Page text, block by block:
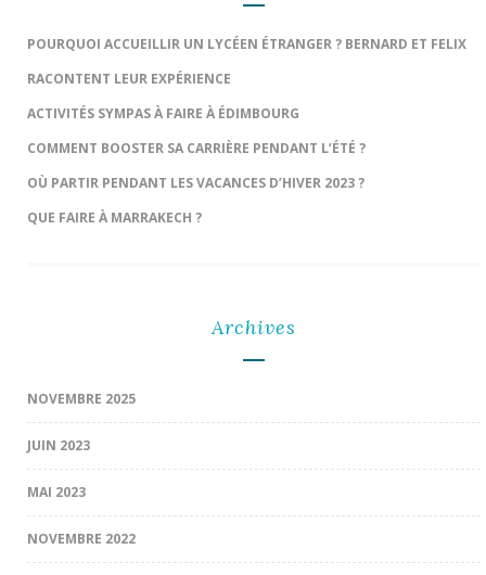
POURQUOI ACCUEILLIR UN LYCÉEN ÉTRANGER ? BERNARD ET FELIX
RACONTENT LEUR EXPÉRIENCE
ACTIVITÉS SYMPAS À FAIRE À ÉDIMBOURG
COMMENT BOOSTER SA CARRIÈRE PENDANT L’ÉTÉ ?
OÙ PARTIR PENDANT LES VACANCES D’HIVER 2023 ?
QUE FAIRE À MARRAKECH ?
Archives
NOVEMBRE 2025
JUIN 2023
MAI 2023
NOVEMBRE 2022